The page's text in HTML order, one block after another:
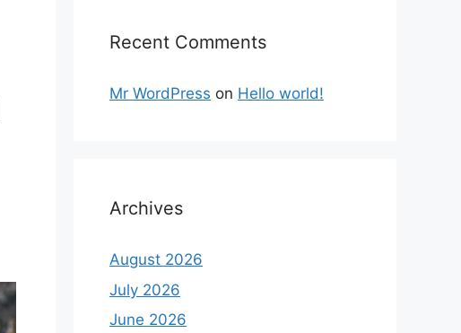
Recent Comments
Mr WordPress on Hello world!
Archives
August 2026
July 2026
June 2026